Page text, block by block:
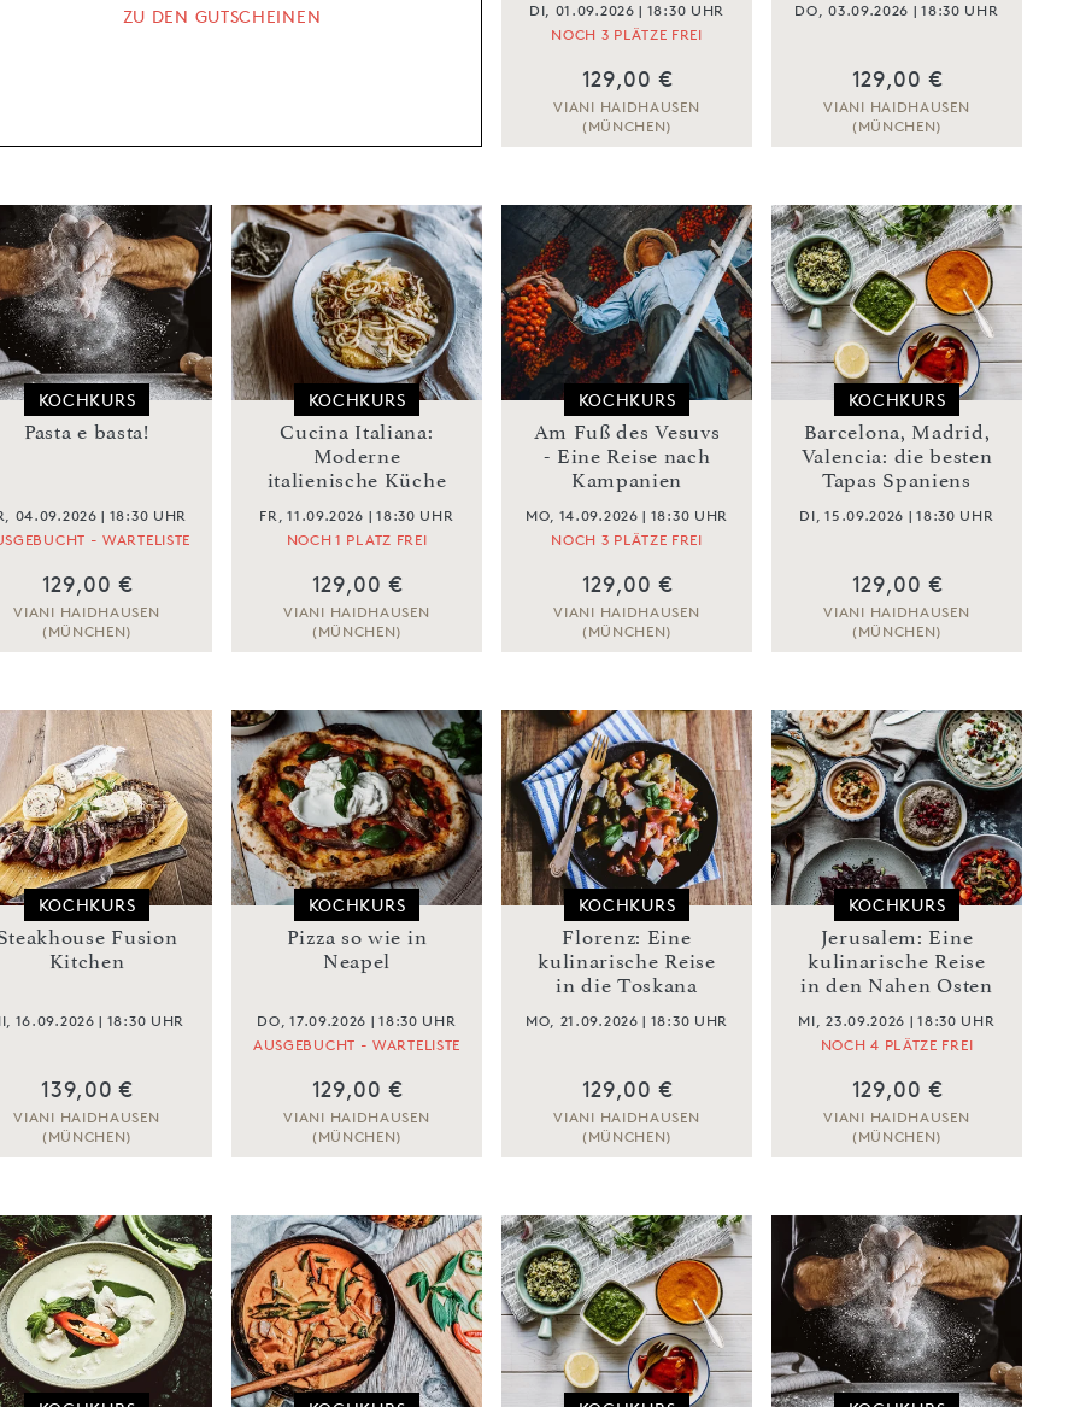
ZU DEN GUTSCHEINEN
DI, 01.09.2026 | 18:30 UHR
NOCH 3 PLÄTZE FREI
129,00 €
VIANI HAIDHAUSEN
(MÜNCHEN)
DO, 03.09.2026 | 18:30 UHR
129,00 €
VIANI HAIDHAUSEN
(MÜNCHEN)
KOCHKURS
Pasta e basta!
04.09.2026 | 18:30 UHR
- WARTELISTE
129,00 €
VIANI HAIDHAUSEN
(MÜNCHEN)
KOCHKURS
Cucina Italiana:
Moderne
italienische Küche
FR, 11.09.2026 | 18:30 UHR
NOCH 1 PLATZ FREI
129,00 €
VIANI HAIDHAUSEN
(MÜNCHEN)
KOCHKURS
Am Fuß des Vesuvs
- Eine Reise nach
Kampanien
MO, 14.09.2026 | 18:30 UHR
NOCH 3 PLÄTZE FREI
129,00 €
VIANI HAIDHAUSEN
(MÜNCHEN)
KOCHKURS
Barcelona, Madrid,
Valencia: die besten
Tapas Spaniens
DI, 15.09.2026 | 18:30 UHR
129,00 €
VIANI HAIDHAUSEN
(MÜNCHEN)
KOCHKURS
Fusion
Kitchen
16.09.2026 | 18:30 UHR
139,00 €
VIANI HAIDHAUSEN
(MÜNCHEN)
KOCHKURS
Pizza so wie in
Neapel
DO, 17.09.2026 | 18:30 UHR
AUSGEBUCHT - WARTELISTE
129,00 €
VIANI HAIDHAUSEN
(MÜNCHEN)
KOCHKURS
Florenz: Eine
kulinarische Reise
in die Toskana
MO, 21.09.2026 | 18:30 UHR
129,00 €
VIANI HAIDHAUSEN
(MÜNCHEN)
KOCHKURS
Jerusalem: Eine
kulinarische Reise
in den Nahen Osten
MI, 23.09.2026 | 18:30 UHR
NOCH 4 PLÄTZE FREI
129,00 €
VIANI HAIDHAUSEN
(MÜNCHEN)